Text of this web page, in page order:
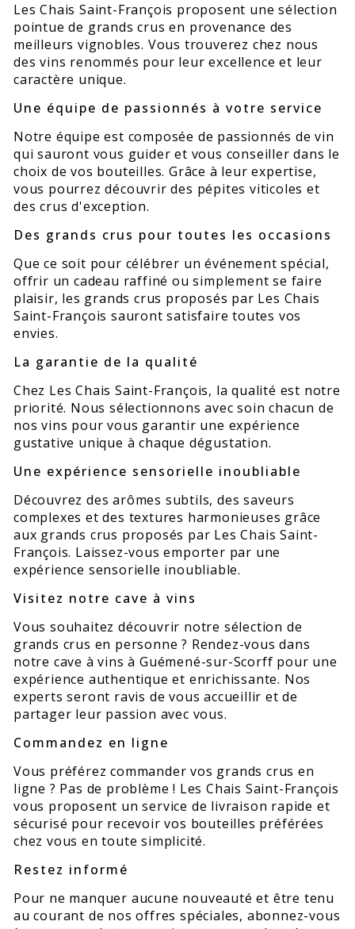
Les Chais Saint-François proposent une sélection
pointue de grands crus en provenance des
meilleurs vignobles. Vous trouverez chez nous
des vins renommés pour leur excellence et leur
caractère unique.
Une équipe de passionnés à votre service
Notre équipe est composée de passionnés de vin
qui sauront vous guider et vous conseiller dans le
choix de vos bouteilles. Grâce à leur expertise,
vous pourrez découvrir des pépites viticoles et
des crus d'exception.
Des grands crus pour toutes les occasions
Que ce soit pour célébrer un événement spécial,
offrir un cadeau raffiné ou simplement se faire
plaisir, les grands crus proposés par Les Chais
Saint-François sauront satisfaire toutes vos
envies.
La garantie de la qualité
Chez Les Chais Saint-François, la qualité est notre
priorité. Nous sélectionnons avec soin chacun de
nos vins pour vous garantir une expérience
gustative unique à chaque dégustation.
Une expérience sensorielle inoubliable
Découvrez des arômes subtils, des saveurs
complexes et des textures harmonieuses grâce
aux grands crus proposés par Les Chais Saint-
François. Laissez-vous emporter par une
expérience sensorielle inoubliable.
Visitez notre cave à vins
Vous souhaitez découvrir notre sélection de
grands crus en personne ? Rendez-vous dans
notre cave à vins à Guémené-sur-Scorff pour une
expérience authentique et enrichissante. Nos
experts seront ravis de vous accueillir et de
partager leur passion avec vous.
Commandez en ligne
Vous préférez commander vos grands crus en
ligne ? Pas de problème ! Les Chais Saint-François
vous proposent un service de livraison rapide et
sécurisé pour recevoir vos bouteilles préférées
chez vous en toute simplicité.
Restez informé
Pour ne manquer aucune nouveauté et être tenu
au courant de nos offres spéciales, abonnez-vous